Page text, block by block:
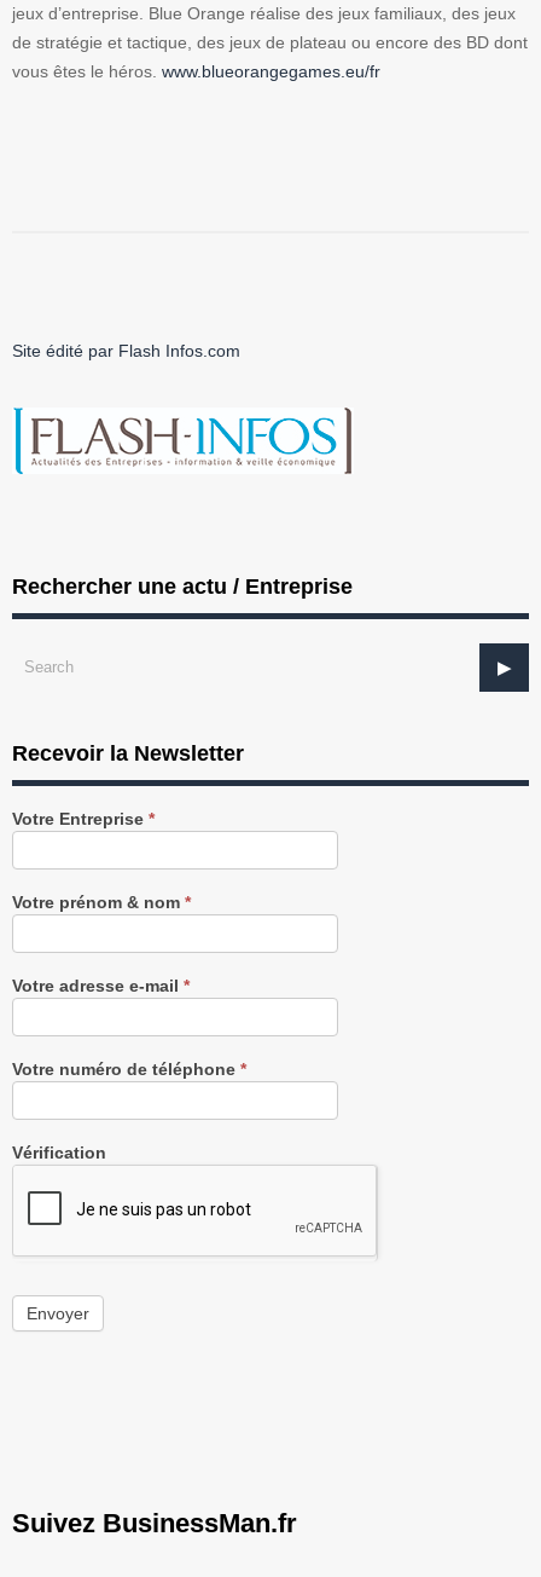
jeux d’entreprise. Blue Orange réalise des jeux familiaux, des jeux
de stratégie et tactique, des jeux de plateau ou encore des BD dont
vous êtes le héros. www.blueorangegames.eu/fr
Site édité par Flash Infos.com
Rechercher une actu / Entreprise
Recevoir la Newsletter
Recevez
notre
gratuitement
Votre Entreprise *
Votre prénom & nom *
Votre adresse e-mail *
Votre numéro de téléphone *
Vérification
Envoyer
Suivez BusinessMan.fr